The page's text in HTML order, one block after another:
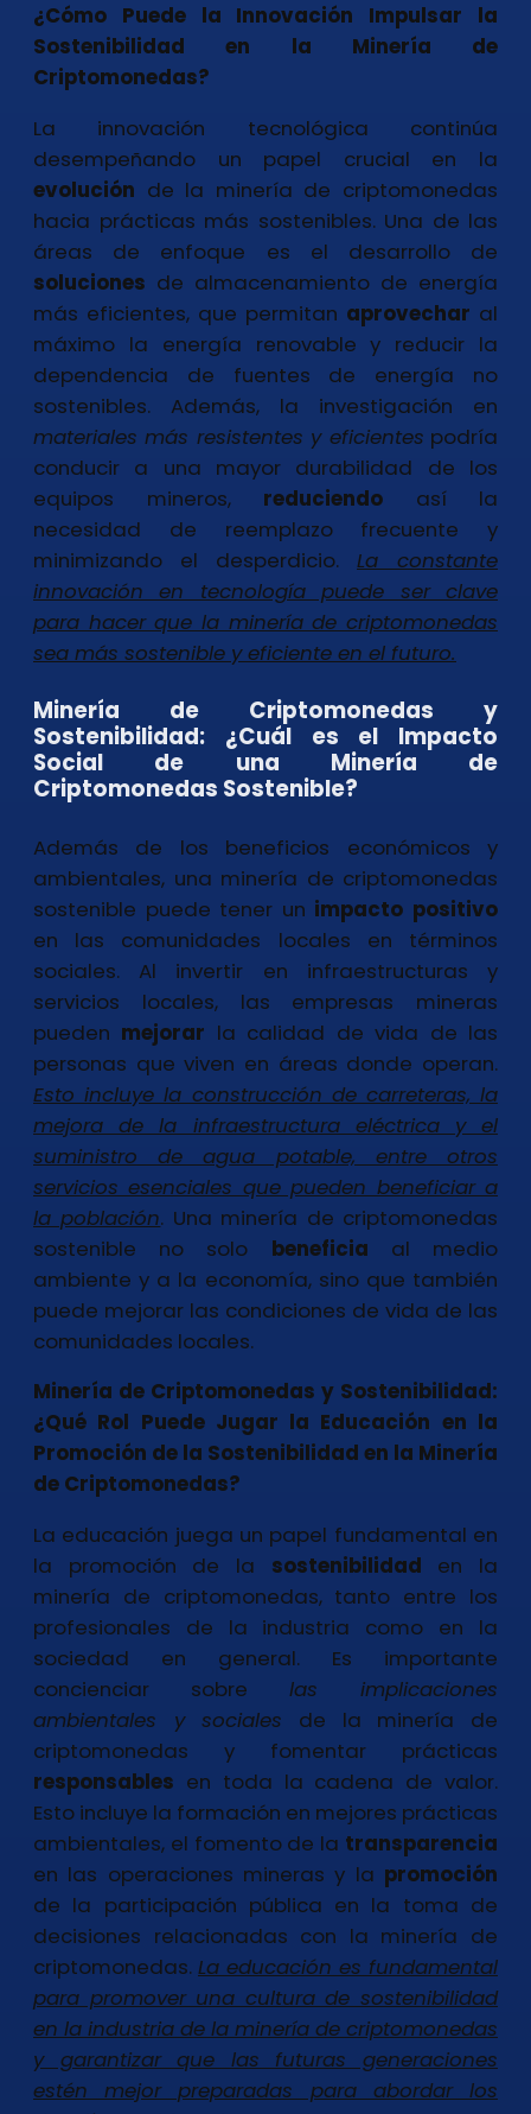
¿Cómo Puede la Innovación Impulsar la
Sostenibilidad en la Minería de
Criptomonedas?
La innovación tecnológica continúa
desempeñando un papel crucial en la
evolución de la minería de criptomonedas
hacia prácticas más sostenibles. Una de las
áreas de enfoque es el desarrollo de
soluciones de almacenamiento de energía
más eficientes, que permitan aprovechar al
máximo la energía renovable y reducir la
dependencia de fuentes de energía no
sostenibles. Además, la investigación en
materiales más resistentes y eficientes podría
conducir a una mayor durabilidad de los
equipos mineros, reduciendo así la
necesidad de reemplazo frecuente y
minimizando el desperdicio. La constante
innovación en tecnología puede ser clave
para hacer que la minería de criptomonedas
sea más sostenible y eficiente en el futuro.
Minería de Criptomonedas y
Sostenibilidad: ¿Cuál es el Impacto
Social de una Minería de
Criptomonedas Sostenible?
Además de los beneficios económicos y
ambientales, una minería de criptomonedas
sostenible puede tener un impacto positivo
en las comunidades locales en términos
sociales. Al invertir en infraestructuras y
servicios locales, las empresas mineras
pueden mejorar la calidad de vida de las
personas que viven en áreas donde operan.
Esto incluye la construcción de carreteras, la
mejora de la infraestructura eléctrica y el
suministro de agua potable, entre otros
servicios esenciales que pueden beneficiar a
la población. Una minería de criptomonedas
sostenible no solo beneficia al medio
ambiente y a la economía, sino que también
puede mejorar las condiciones de vida de las
comunidades locales.
Minería de Criptomonedas y Sostenibilidad:
¿Qué Rol Puede Jugar la Educación en la
Promoción de la Sostenibilidad en la Minería
de Criptomonedas?
La educación juega un papel fundamental en
la promoción de la sostenibilidad en la
minería de criptomonedas, tanto entre los
profesionales de la industria como en la
sociedad en general. Es importante
concienciar sobre las implicaciones
ambientales y sociales de la minería de
criptomonedas y fomentar prácticas
responsables en toda la cadena de valor.
Esto incluye la formación en mejores prácticas
ambientales, el fomento de la transparencia
en las operaciones mineras y la promoción
de la participación pública en la toma de
decisiones relacionadas con la minería de
criptomonedas. La educación es fundamental
para promover una cultura de sostenibilidad
en la industria de la minería de criptomonedas
y garantizar que las futuras generaciones
estén mejor preparadas para abordar los